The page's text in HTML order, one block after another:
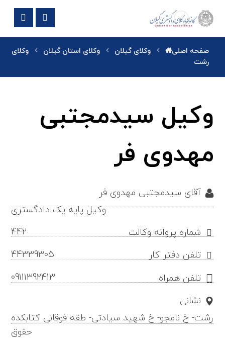
صفحه اصلی وکلای گیلان وکلای استان گیلان
وکلای
رشت
وکیل سیدمجتبی
مهدوی فر
آقای سیدمجتبی مهدوی فر
وکیل پایه یک دادگستری
شماره پروانه وکالت
442
تلفن دفتر کار
44339305
تلفن همراه
09111392413
نشانی
رشت- خ نامجو- خ شهید سیادتی- طقه فوقانی کتابکده
حقوق